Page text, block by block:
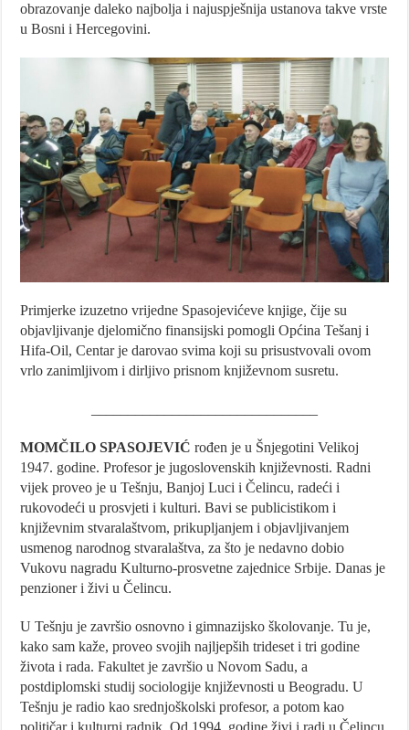
obrazovanje daleko najbolja i najuspješnija ustanova takve vrste
u Bosni i Hercegovini.
Primjerke izuzetno vrijedne Spasojevićeve knjige, čije su
objavljivanje djelomično finansijski pomogli Općina Tešanj i
Hifa-Oil, Centar je darovao svima koji su prisustvovali ovom
vrlo zanimljivom i dirljivo prisnom književnom susretu.
MOMČILO SPASOJEVIĆ rođen je u Šnjegotini Velikoj
1947. godine. Profesor je jugoslovenskih književnosti. Radni
vijek proveo je u Tešnju, Banjoj Luci i Čelincu, radeći i
rukovodeći u prosvjeti i kulturi. Bavi se publicistikom i
književnim stvaralaštvom, prikupljanjem i objavljivanjem
usmenog narodnog stvaralaštva, za što je nedavno dobio
Vukovu nagradu Kulturno-prosvetne zajednice Srbije. Danas je
penzioner i živi u Čelincu.
U Tešnju je završio osnovno i gimnazijsko školovanje. Tu je,
kako sam kaže, proveo svojih najljepših trideset i tri godine
života i rada. Fakultet je završio u Novom Sadu, a
postdiplomski studij sociologije književnosti u Beogradu. U
Tešnju je radio kao srednjoškolski profesor, a potom kao
političar i kulturni radnik. Od 1994. godine živi i radi u Čelincu,